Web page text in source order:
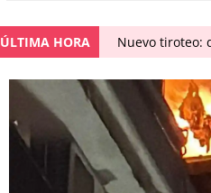
ÚLTIMA HORA Nuevo tiroteo: